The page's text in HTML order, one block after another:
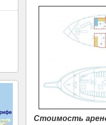
Стоимость